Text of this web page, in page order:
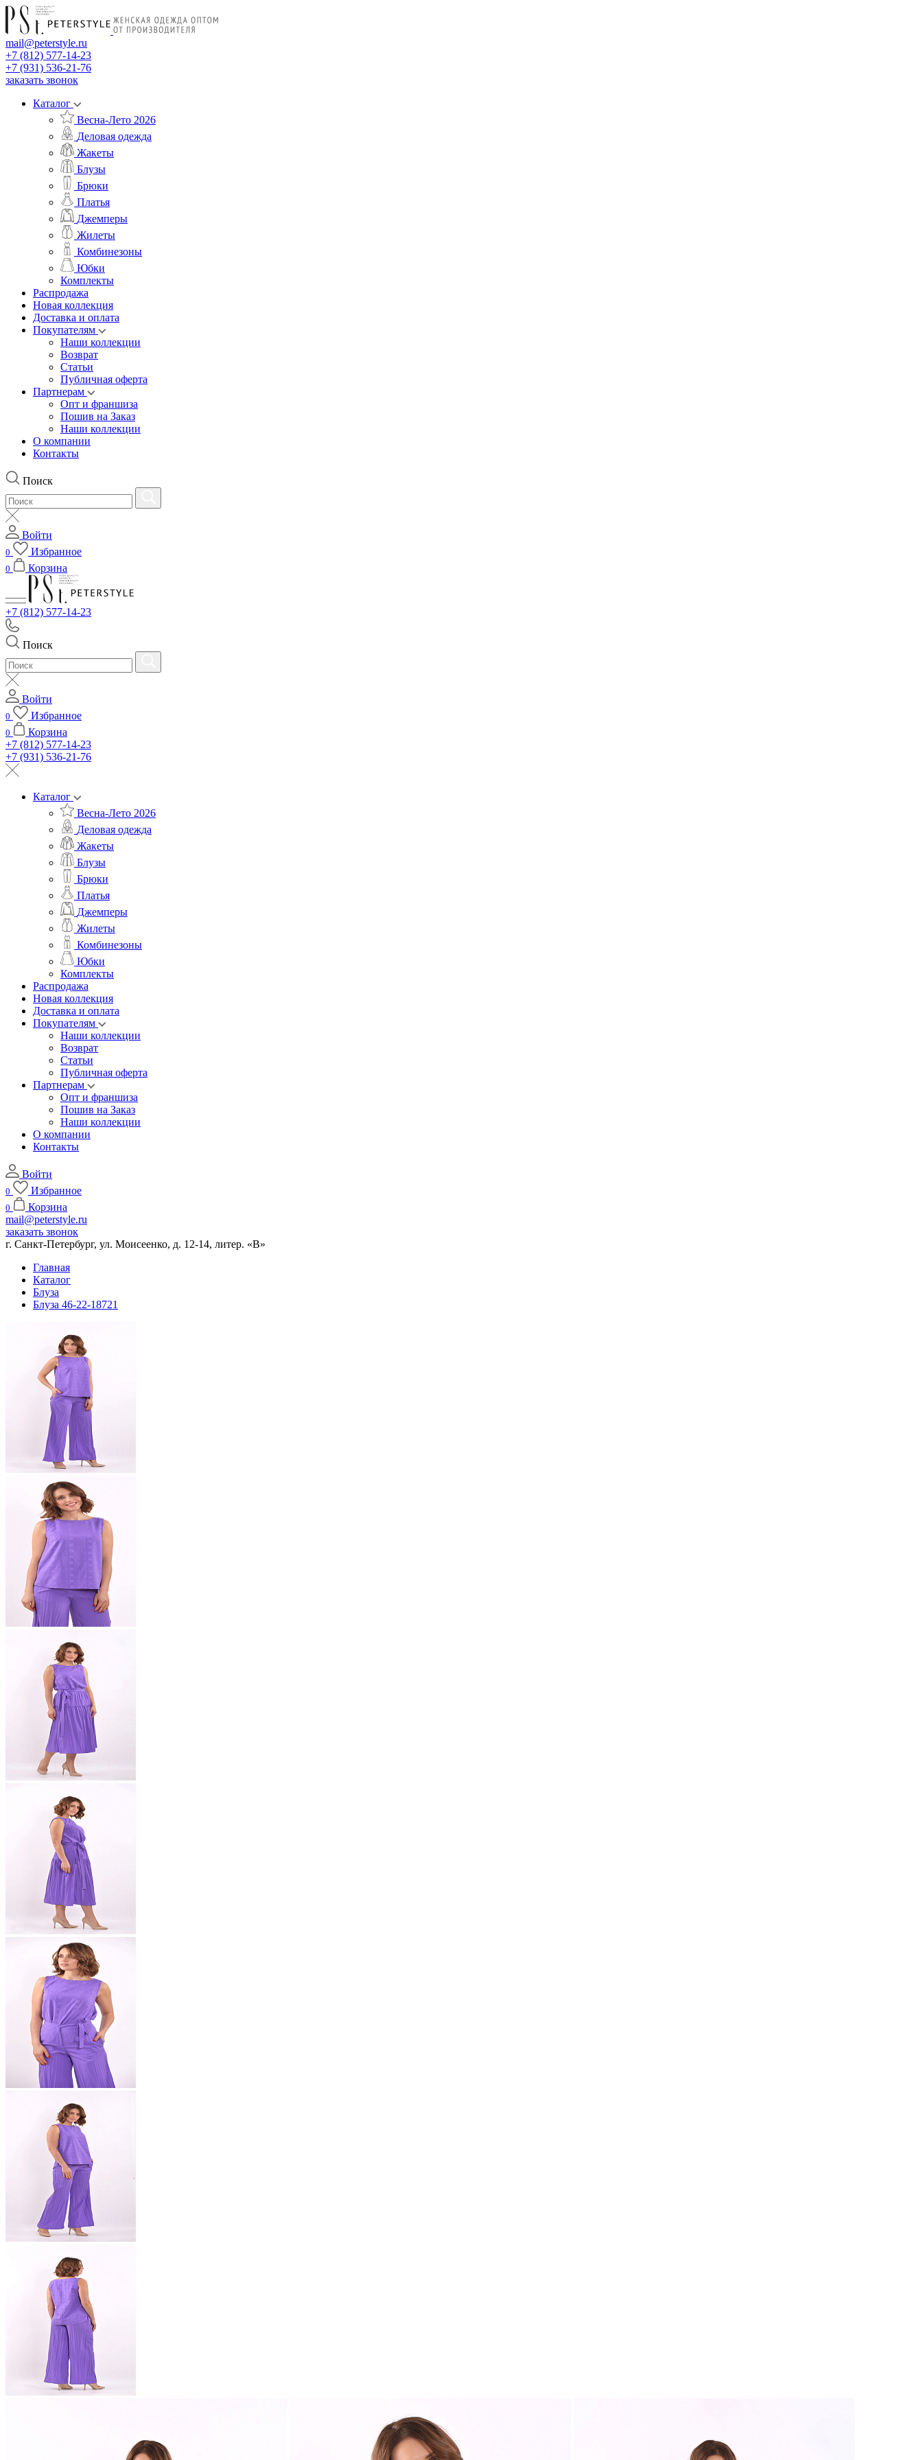
mail@peterstyle.ru
+7 (812) 577-14-23
+7 (931) 536-21-76
заказать звонок
Каталог
Весна-Лето 2026
Деловая одежда
Жакеты
Блузы
Брюки
Платья
Джемперы
Жилеты
Комбинезоны
Юбки
Комплекты
Распродажа
Новая коллекция
Доставка и оплата
Покупателям
Наши коллекции
Возврат
Статьи
Публичная оферта
Партнерам
Опт и франшиза
Пошив на Заказ
Наши коллекции
О компании
Контакты
Поиск
Войти
0 Избранное
0 Корзина
+7 (812) 577-14-23
Поиск
Войти
0 Избранное
0
Корзина
+7 (812) 577-14-23
+7 (931) 536-21-76
Каталог
Весна-Лето 2026
Деловая одежда
Жакеты
Блузы
Брюки
Платья
Джемперы
Жилеты
Комбинезоны
Юбки
Комплекты
Распродажа
Новая коллекция
Доставка и оплата
Покупателям
Наши коллекции
Возврат
Статьи
Публичная оферта
Партнерам
Опт и франшиза
Пошив на Заказ
Наши коллекции
О компании
Контакты
Войти
0 Избранное
0
Корзина
mail@peterstyle.ru
заказать звонок
г. Санкт-Петербург, ул. Моисеенко, д. 12-14, литер. «В»
Главная
Каталог
Блуза
Блуза 46-22-18721